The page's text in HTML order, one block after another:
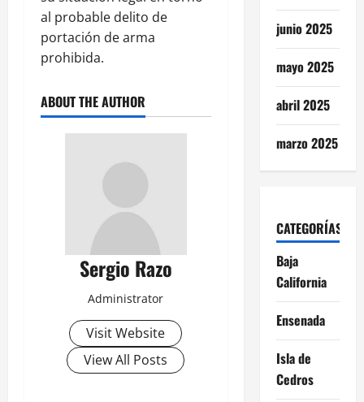
al probable delito de
portación de arma
prohibida.
ABOUT THE AUTHOR
Sergio Razo
Administrator
Visit Website
View All Posts
junio 2025
mayo 2025
abril 2025
marzo 2025
CATEGORÍAS
Baja
California
Ensenada
Isla de
Cedros